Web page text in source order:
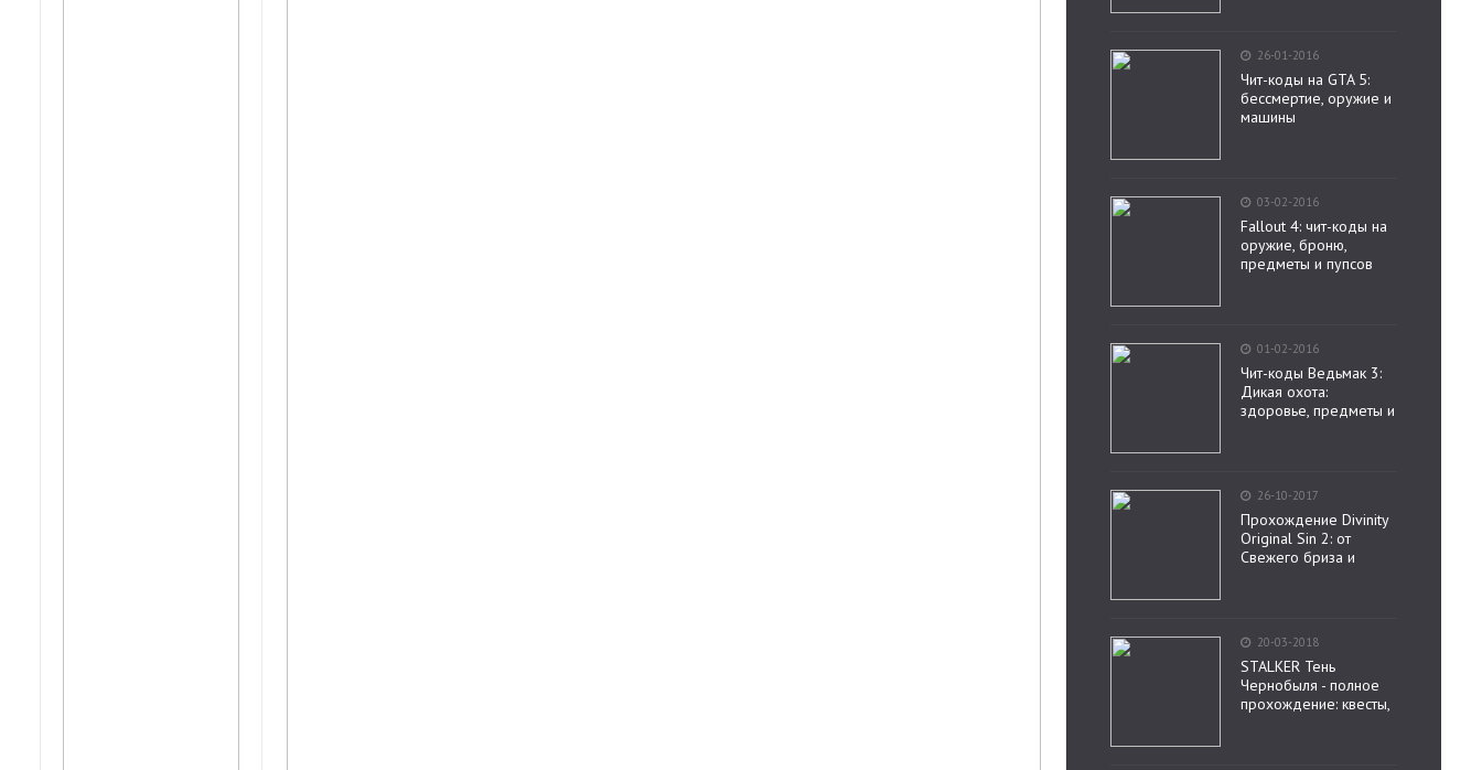
26-01-2016
Чит-коды на GTA 5:
бессмертие, оружие и
машины
03-02-2016
Fallout 4: чит-коды на
оружие, броню,
предметы и пупсов
01-02-2016
Чит-коды Ведьмак 3:
Дикая охота:
здоровье, предметы и
26-10-2017
Прохождение Divinity
Original Sin 2: от
Свежего бриза и
20-03-2018
STALKER Тень
Чернобыля - полное
прохождение: квесты,